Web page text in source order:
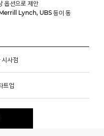
옵션으로 제안
Lynch, UBS 등이 동
사점
트업